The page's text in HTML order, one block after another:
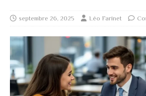
septembre 26, 2025 Léo Farinet